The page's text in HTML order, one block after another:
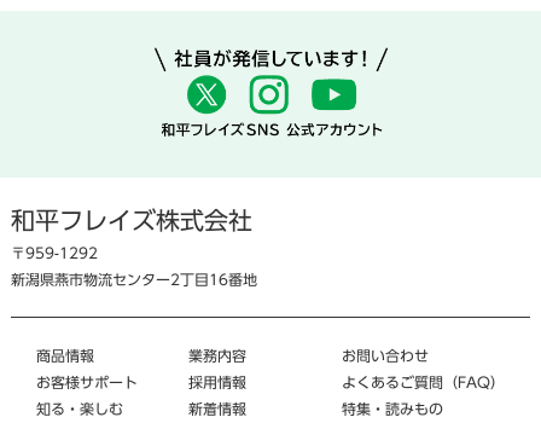
和平フレイズ株式会社
〒959-1292
新潟県燕市物流センター2丁目16番地
商品情報
お客様サポート
知る・楽しむ
業務内容
採用情報
新着情報
お問い合わせ
よくあるご質問（FAQ）
特集・読みもの